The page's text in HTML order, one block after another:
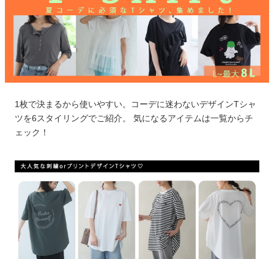
1枚で決まるから使いやすい。コーデに迷わないデザインTシャ
ツを6スタイリングでご紹介。 気になるアイテムは一覧からチ
ェック！